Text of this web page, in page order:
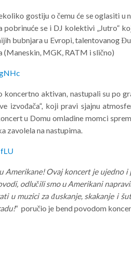
gostiju o čemu će se oglasiti u
pobrinuće se i DJ kolektivi „Jutro“
bubnjara u Evropi, talentovanog
(Maneskin, MGK, RATM i slično)
koncertno aktivan, nastupali su po
izvođača“, koji pravi sjajnu
u Domu omladine momci
zavolela na nastupima.
Amerikane! Ovaj koncert je ujedno i
odlučili smo u Amerikani
u muzici za đuskanje, skakanje i
“ poručio je bend povodom